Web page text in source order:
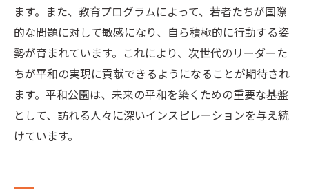
ます。また、教育プログラムによって、若者たちが国際
的な問題に対して敏感になり、自ら積極的に行動する姿
勢が育まれています。これにより、次世代のリーダーた
ちが平和の実現に貢献できるようになることが期待され
ます。平和公園は、未来の平和を築くための重要な基盤
として、訪れる人々に深いインスピレーションを与え続
けています。